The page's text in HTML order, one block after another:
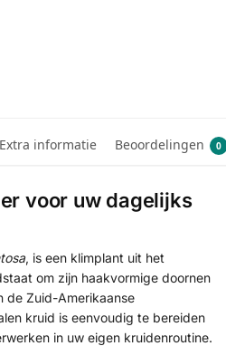
Extra informatie Beoordelingen 0
voor uw dagelijks
, is een klimplant uit het
om zijn haakvormige doornen
de Zuid-Amerikaanse
kruid is eenvoudig te bereiden
in uw eigen kruidenroutine.